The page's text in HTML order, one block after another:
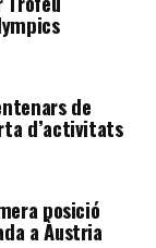
de
d’activitats
posició
a Àustria